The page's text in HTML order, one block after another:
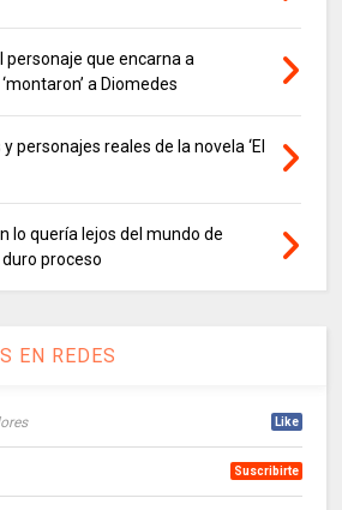
personaje que encarna a
a Diomedes
personajes reales de la novela ‘El
lo quería lejos del mundo de
proceso
EN REDES
Like
Suscribirte